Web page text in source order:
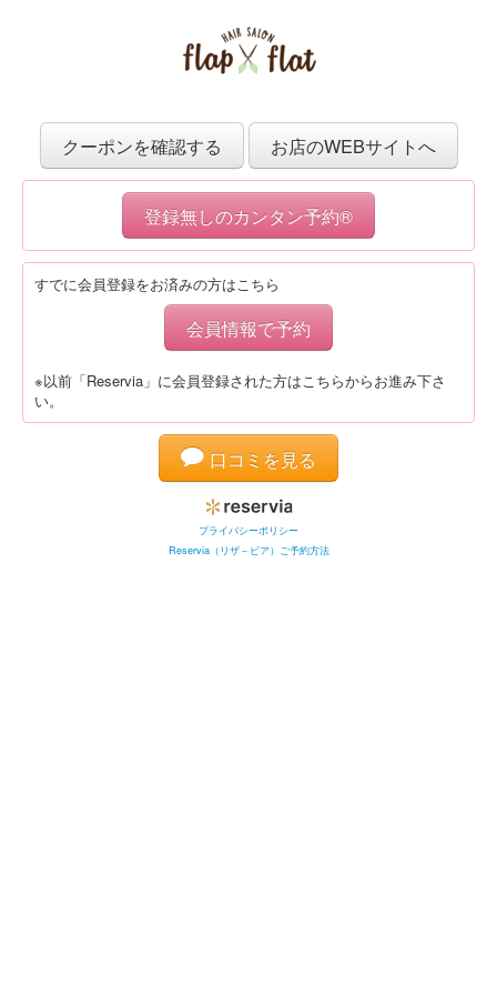
クーポンを確認する お店のWEBサイトへ
登録無しのカンタン予約®
すでに会員登録をお済みの方はこちら
会員情報で予約
※以前「Reservia」に会員登録された方はこちらからお進み下さ
い。
口コミを見る
プライバシーポリシー
Reservia（リザ－ビア）ご予約方法